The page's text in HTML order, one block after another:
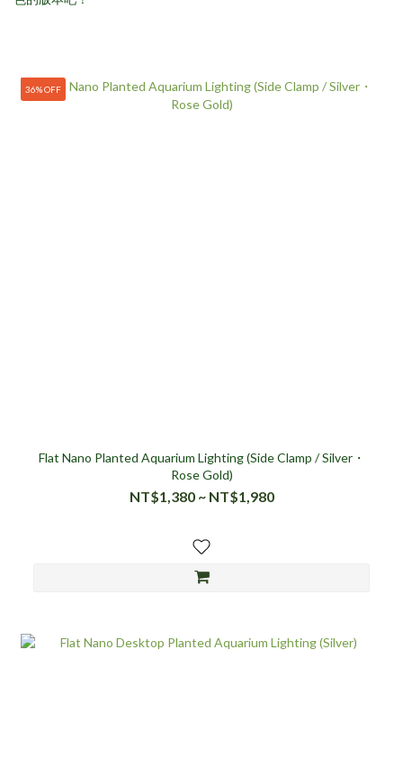
36% OFF
Flat Nano Planted Aquarium Lighting (Side Clamp / Silver・
Rose Gold)
NT$1,380 ~ NT$1,980